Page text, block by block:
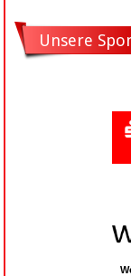
Unsere